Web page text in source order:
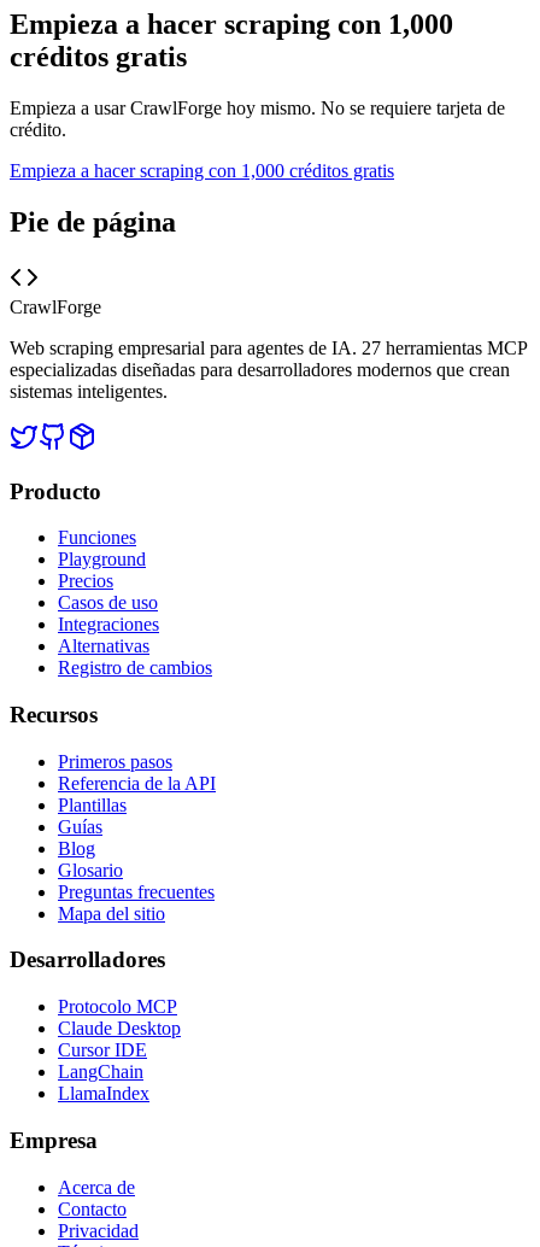
Empieza a hacer scraping con 1,000
créditos gratis
Empieza a usar CrawlForge hoy mismo. No se requiere tarjeta de
crédito.
Empieza a hacer scraping con 1,000 créditos gratis
Pie de página
CrawlForge
Web scraping empresarial para agentes de IA. 27 herramientas MCP
especializadas diseñadas para desarrolladores modernos que crean
sistemas inteligentes.
Producto
Funciones
Playground
Precios
Casos de uso
Integraciones
Alternativas
Registro de cambios
Recursos
Primeros pasos
Referencia de la API
Plantillas
Guías
Blog
Glosario
Preguntas frecuentes
Mapa del sitio
Desarrolladores
Protocolo MCP
Claude Desktop
Cursor IDE
LangChain
LlamaIndex
Empresa
Acerca de
Contacto
Privacidad